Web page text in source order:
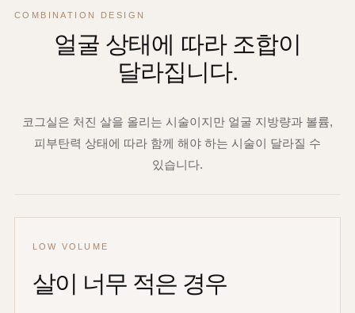
COMBINATION DESIGN
얼굴 상태에 따라 조합이
달라집니다.
코그실은 처진 살을 올리는 시술이지만 얼굴 지방량과 볼륨,
피부탄력 상태에 따라 함께 해야 하는 시술이 달라질 수
있습니다.
LOW VOLUME
살이 너무 적은 경우